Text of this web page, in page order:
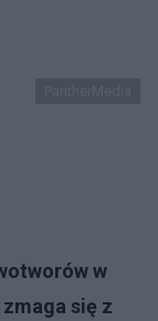
w
się z